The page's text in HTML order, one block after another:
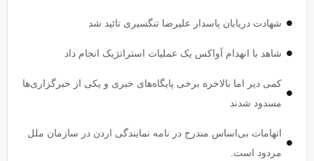
شهادت دریابان پاسدار علیرضا تنگسیری تائید شد
شاهد با انهدام آواکس یک عملیات استراتژیک انجام داد
کمی دیر اما بالاخره برخی پایگاه‌های خبری و یکی از خبرگزاری‌ها
مسدود شدند
اتهامات بی‌اساس مندرج در نامه نمایندگی اردن در سازمان ملل
مردود است.